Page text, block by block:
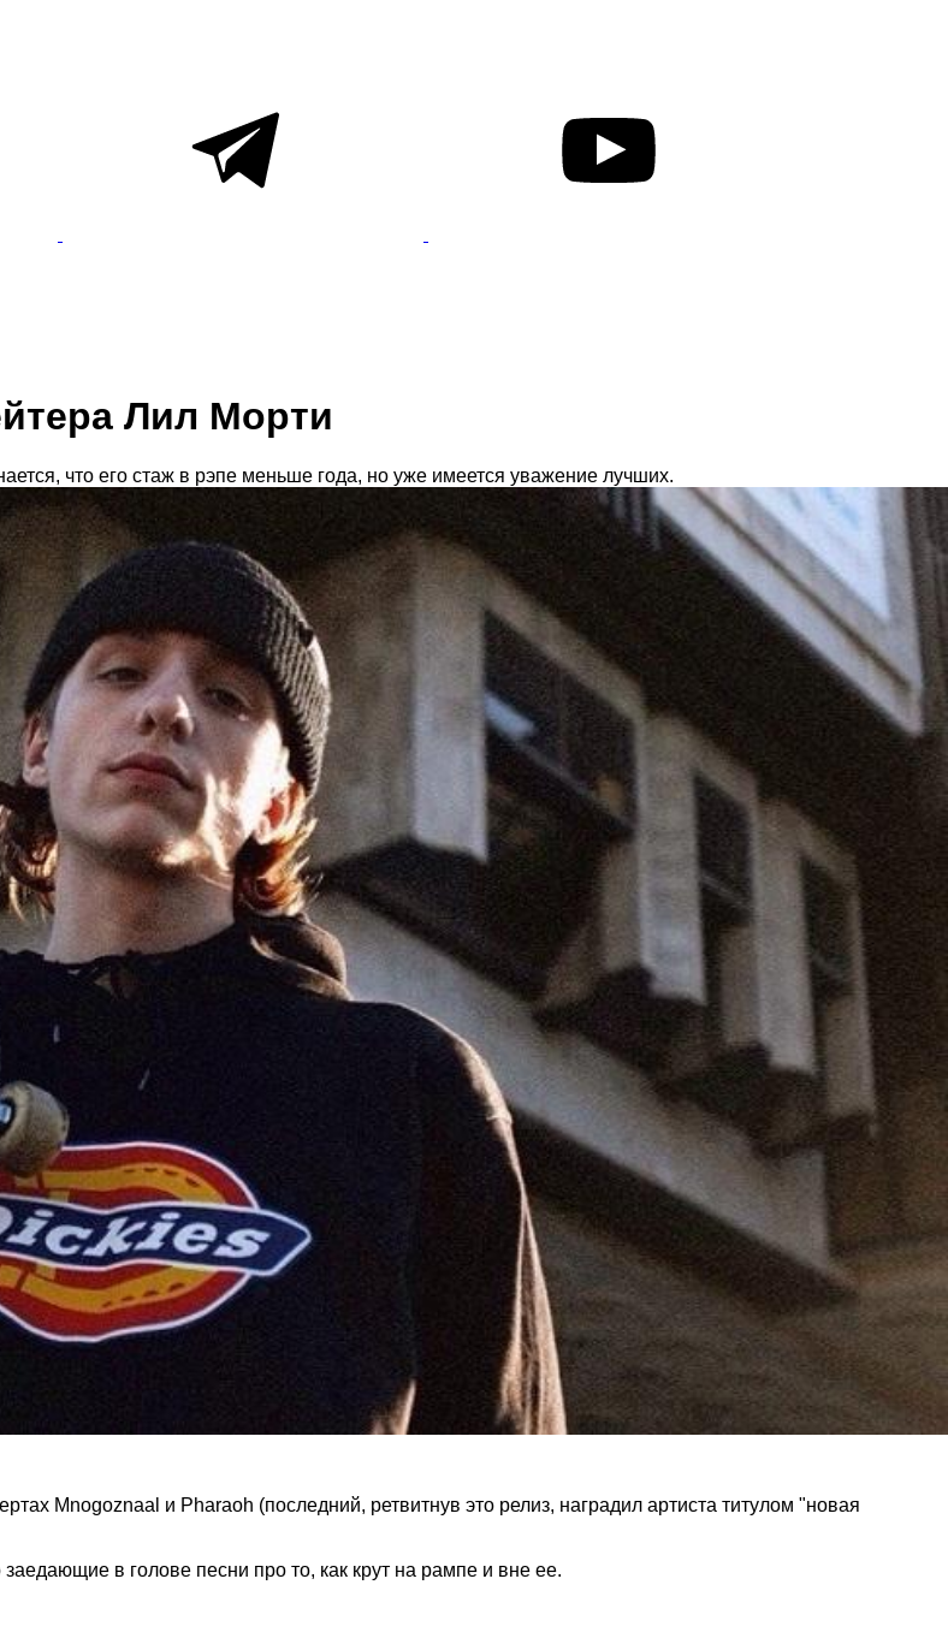
Лил Морти
что его стаж в рэпе меньше года, но уже имеется уважение лучших.
Mnogoznaal и Pharaoh (последний, ретвитнув это релиз, наградил артиста титулом "новая
в голове песни про то, как крут на рампе и вне ее.